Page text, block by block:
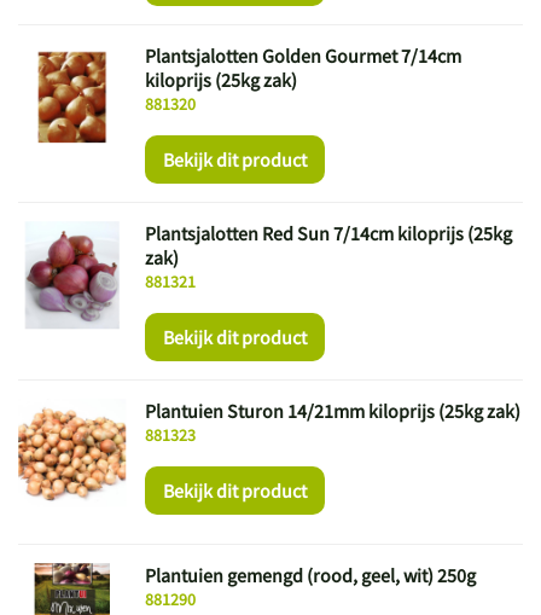
881320
Plantsjalotten Golden Gourmet 7/14cm
kiloprijs (25kg zak)
Bekijk dit product
881321
Plantsjalotten Red Sun 7/14cm kiloprijs (25kg
zak)
Bekijk dit product
881323
Plantuien Sturon 14/21mm kiloprijs (25kg zak)
Bekijk dit product
881290
Plantuien gemengd (rood, geel, wit) 250g